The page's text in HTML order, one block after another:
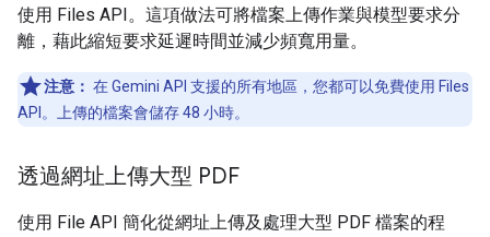
使用 Files API。這項做法可將檔案上傳作業與模型要求分
離，藉此縮短要求延遲時間並減少頻寬用量。
注意： 在 Gemini API 支援的所有地區，您都可以免費使用 Files
API。上傳的檔案會儲存 48 小時。
透過網址上傳大型 PDF
使用 File API 簡化從網址上傳及處理大型 PDF 檔案的程